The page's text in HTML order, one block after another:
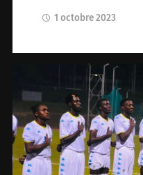
1 octobre 2023